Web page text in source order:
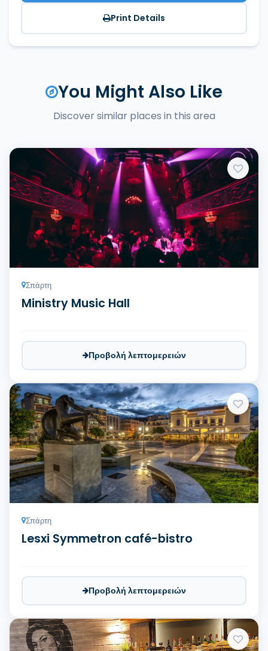
Print Details
You Might Also Like
Discover similar places in this area
Σπάρτη
Ministry Music Hall
Προβολή λεπτομερειών
Σπάρτη
Lesxi Symmetron café-bistro
Προβολή λεπτομερειών